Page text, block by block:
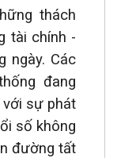
thách
tài chính -
ngày. Các
đang
với sự phát
số không
đường tất